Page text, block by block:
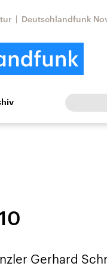
Deutschlandfunk
Europa
Aktuelle Lage und
Gerhard